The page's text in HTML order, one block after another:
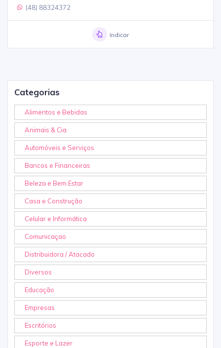
Categorias
Alimentos e Bebidas
Animais & Cia
Automóveis e Serviços
Bancos e Financeiras
Beleza e Bem Estar
Casa e Construção
Celular e Informática
Comunicaçao
Distribuidora / Atacado
Diversos
Educação
Empresas
Escritórios
Esporte e Lazer
(48) 88324372
Indicar